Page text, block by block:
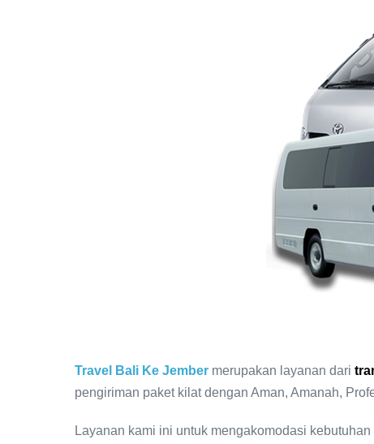
Travel Bali Ke Jember merupakan layanan dari
pengiriman paket kilat dengan Aman, Amanah,
Layanan kami ini untuk mengakomodasi kebutuhan